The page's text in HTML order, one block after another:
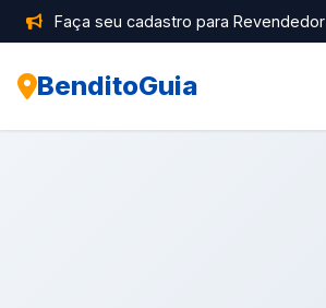
Faça seu cadastro para Revendedor
BenditoGuia